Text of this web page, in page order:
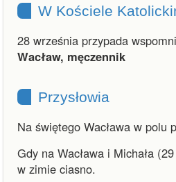
W Kościele
28 września przypada
Wacław, męczennik
Przysłowia
Na świętego Wacława w polu
Gdy na Wacława i Michała
w zimie ciasno.